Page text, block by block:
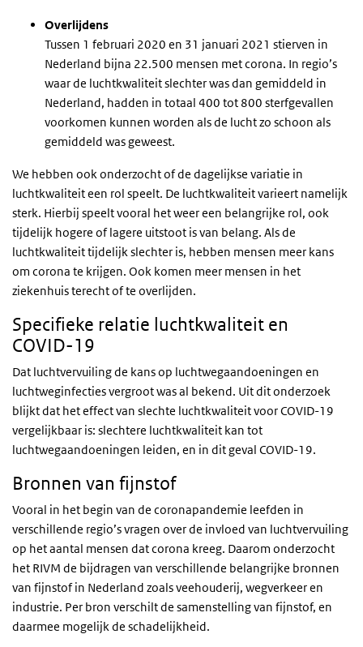
Overlijdens
Tussen 1 februari 2020 en 31 januari 2021 stierven in
Nederland bijna 22.500 mensen met corona. In regio’s
waar de luchtkwaliteit slechter was dan gemiddeld in
Nederland, hadden in totaal 400 tot 800 sterfgevallen
voorkomen kunnen worden als de lucht zo schoon als
gemiddeld was geweest.
We hebben ook onderzocht of de dagelijkse variatie in
luchtkwaliteit een rol speelt. De luchtkwaliteit varieert namelijk
sterk. Hierbij speelt vooral het weer een belangrijke rol, ook
tijdelijk hogere of lagere uitstoot is van belang. Als de
luchtkwaliteit tijdelijk slechter is, hebben mensen meer kans
om corona te krijgen. Ook komen meer mensen in het
ziekenhuis terecht of te overlijden.
Specifieke relatie luchtkwaliteit en
COVID-19
Dat luchtvervuiling de kans op luchtwegaandoeningen en
luchtweginfecties vergroot was al bekend. Uit dit onderzoek
blijkt dat het effect van slechte luchtkwaliteit voor COVID-19
vergelijkbaar is: slechtere luchtkwaliteit kan tot
luchtwegaandoeningen leiden, en in dit geval COVID-19.
Bronnen van fijnstof
Vooral in het begin van de coronapandemie leefden in
verschillende regio’s vragen over de invloed van luchtvervuiling
op het aantal mensen dat corona kreeg. Daarom onderzocht
het RIVM de bijdragen van verschillende belangrijke bronnen
van fijnstof in Nederland zoals veehouderij, wegverkeer en
industrie. Per bron verschilt de samenstelling van fijnstof, en
daarmee mogelijk de schadelijkheid.